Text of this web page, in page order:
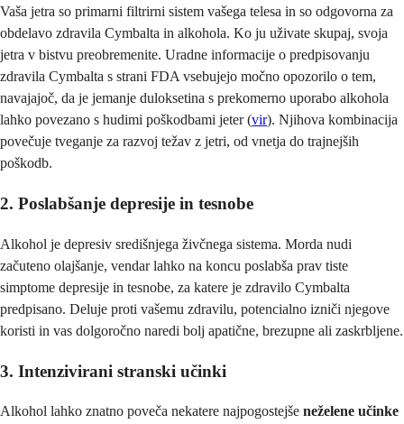
Vaša jetra so primarni filtrirni sistem vašega telesa in so odgovorna za
obdelavo zdravila Cymbalta in alkohola. Ko ju uživate skupaj, svoja
jetra v bistvu preobremenite. Uradne informacije o predpisovanju
zdravila Cymbalta s strani FDA vsebujejo močno opozorilo o tem,
navajajoč, da je jemanje duloksetina s prekomerno uporabo alkohola
lahko povezano s hudimi poškodbami jeter (vir). Njihova kombinacija
povečuje tveganje za razvoj težav z jetri, od vnetja do trajnejših
poškodb.
2. Poslabšanje depresije in tesnobe
Alkohol je depresiv središnjega živčnega sistema. Morda nudi
začuteno olajšanje, vendar lahko na koncu poslabša prav tiste
simptome depresije in tesnobe, za katere je zdravilo Cymbalta
predpisano. Deluje proti vašemu zdravilu, potencialno izniči njegove
koristi in vas dolgoročno naredi bolj apatične, brezupne ali zaskrbljene.
3. Intenzivirani stranski učinki
Alkohol lahko znatno poveča nekatere najpogostejše neželene učinke